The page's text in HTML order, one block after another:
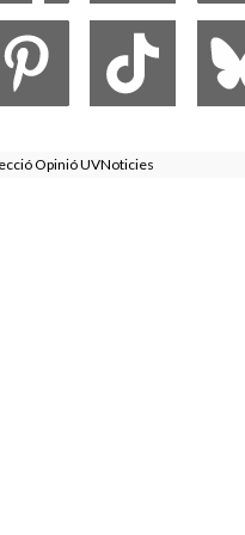
Opinió UVNoticies